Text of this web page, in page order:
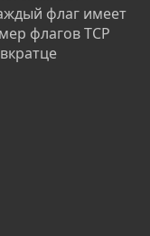
флаг имеет
флагов TCP